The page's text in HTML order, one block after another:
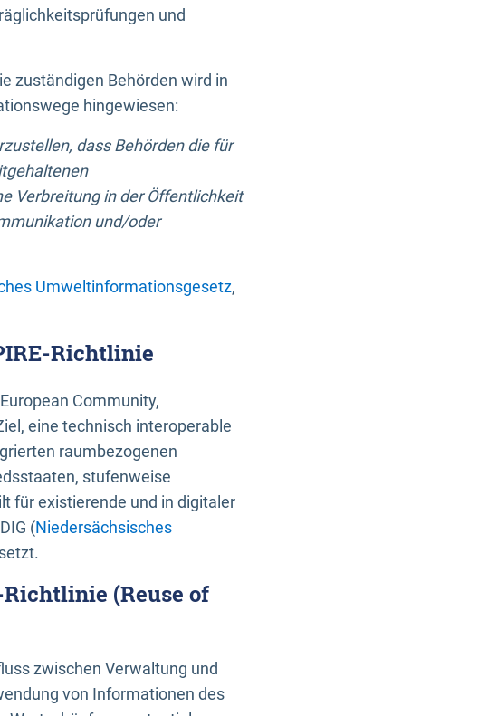
und
zuständigen Behörden wird in
hingewiesen:
dass Behörden die für
Verbreitung in der Öffentlichkeit
und/oder
Umweltinformationsgesetz,
Richtlinie
Community,
eine technisch interoperable
raumbezogenen
stufenweise
für existierende und in digitaler
(Niedersächsisches
(Reuse of
zwischen Verwaltung und
von Informationen des